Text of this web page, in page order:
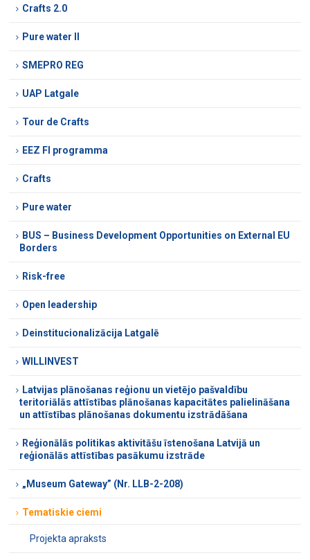
Crafts 2.0
Pure water II
SMEPRO REG
UAP Latgale
Tour de Crafts
EEZ FI programma
Crafts
Pure water
BUS – Business Development Opportunities on External EU
Borders
Risk-free
Open leadership
Deinstitucionalizācija Latgalē
WILLINVEST
Latvijas plānošanas reģionu un vietējo pašvaldību
teritoriālās attīstības plānošanas kapacitātes palielināšana
un attīstības plānošanas dokumentu izstrādāšana
Reģionālās politikas aktivitāšu īstenošana Latvijā un
reģionālās attīstības pasākumu izstrāde
„Museum Gateway” (Nr. LLB-2-208)
Tematiskie ciemi
Projekta apraksts